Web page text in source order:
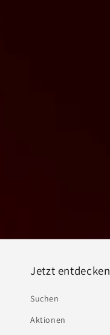
Jetzt entdecken
Suchen
Aktionen